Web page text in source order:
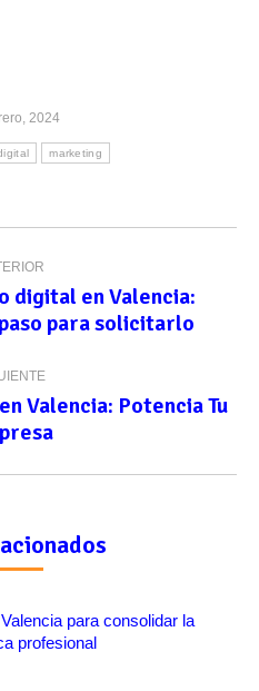
2024
marketing
Publicación
anterior:
digital en Valencia:
para solicitarlo
Publicación
siguiente:
Valencia: Potencia Tu
para consolidar la
profesional